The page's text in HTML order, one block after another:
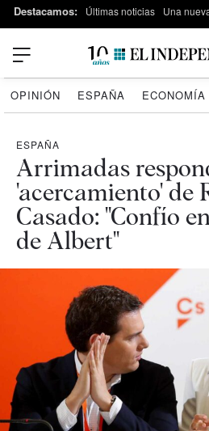
Destacamos: Últimas noticias Una
OPINIÓN ESPAÑA ECONOMÍA
ESPAÑA
Arrimadas
'acercamiento' de
Casado: "Confío
de Albert"